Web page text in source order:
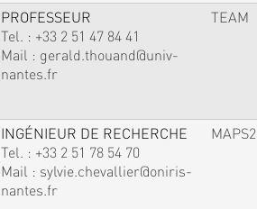
PROFESSEUR
Tel. : +33 2 51 47 84 41
Mail : gerald.thouand@univ-
nantes.fr
TEAM
INGÉNIEUR DE RECHERCHE
Tel. : +33 2 51 78 54 70
Mail : sylvie.chevallier@oniris-
nantes.fr
MAPS2